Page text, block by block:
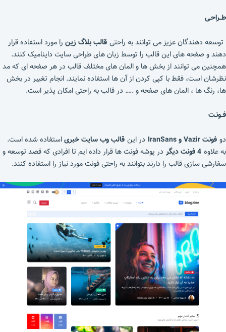
طــراحـی
توسعه دهندگان عزیز می توانند به راحتی قالب بلاگ زین را مورد استفاده قرار
دهند و صفحه های این قالب را توسط زبان های طراحی سایت داینامیک کنند.
همچنین می توانند از بخش ها و المان های مختلف قالب در هر صفحه ای که مد
نظرشان است، فقط با کپی کردن از آن ها استفاده نمایند. انجام تغییر در بخش
ها، رنگ ها ، المان های صفحه و ..… در قالب به راحتی امکان پذیر است.
فــونـت
دو فونت Vazir و IranSans در این قالب وب سایت خبریاستفاده شده است.
به علاوه 4 فونت دیگر
در پوشه فونت ها قرار داده ایم تا افرادی که قصد توسعه و
سفارشی سازی قالب را دارند بتوانند به راحتی فونت مورد نیاز را استفاده کنند.